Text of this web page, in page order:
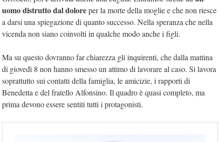
uomo distrutto dal doloreper la morte della moglie e che non riesce
a darsi una spiegazione di quanto successo. Nella speranza che nella
vicenda non siano coinvolti in qualche modo anche i figli.
Ma su questo dovranno far chiarezza gli inquirenti, che dalla mattina
di giovedì 8 non hanno smesso un attimo di lavorare al caso. Si lavora
soprattutto sui contatti della famiglia, le amicizie, i rapporti di
Benedetta e del fratello Alfonsino. Il quadro è quasi completo, ma
prima devono essere sentiti tutti i protagonisti.